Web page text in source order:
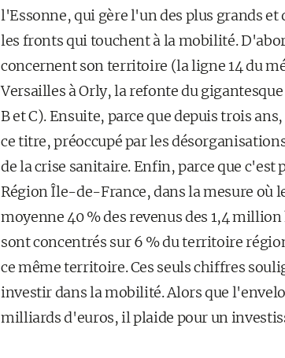
l'Essonne, qui gère l'un des plus grands
les fronts qui touchent à la mobilité.
concernent son territoire (la ligne 14 du
Versailles à Orly, la refonte du
B et C). Ensuite, parce que depuis trois
ce titre, préoccupé par les
de la crise sanitaire. Enfin, parce que
Région Île-de-France, dans la mesure où
moyenne 40 % des revenus des 1,4
sont concentrés sur 6 % du territoire
ce même territoire. Ces seuls chiffres
investir dans la mobilité. Alors que
milliards d'euros, il plaide pour un